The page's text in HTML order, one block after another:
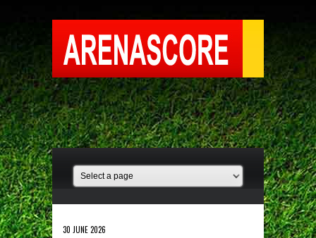
30 JUNE 2026